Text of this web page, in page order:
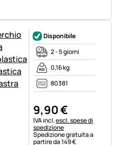
Disponibile
2 - 5 giorni
0,16 kg
80381
9,90€
Informazioni fiscali:
IVA incl.escl. spese di
spedizione
Spedizione gratuita a
partire da 149 €